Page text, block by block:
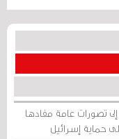
إلى تصورات عامة مفادها
حماية إسرائيل